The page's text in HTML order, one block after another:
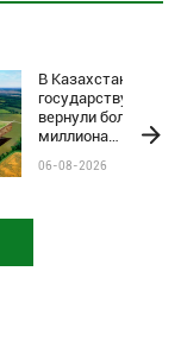
В Казахстане
государству
вернули более
миллиона
сельхозземель
06-08-2026